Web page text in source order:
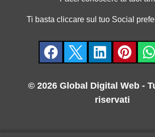
Ti basta cliccare sul tuo Social
    
© 2026 Global Digital Web -
riservati